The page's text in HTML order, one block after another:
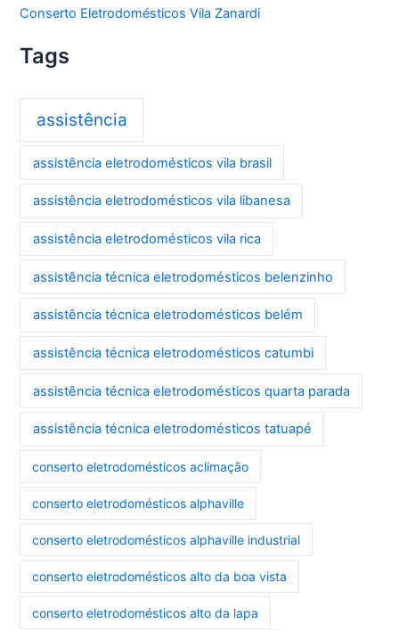
Conserto Eletrodomésticos Vila Zanardi
Tags
assistência
assistência eletrodomésticos vila brasil
assistência eletrodomésticos vila libanesa
assistência eletrodomésticos vila rica
assistência técnica eletrodomésticos belenzinho
assistência técnica eletrodomésticos belém
assistência técnica eletrodomésticos catumbi
assistência técnica eletrodomésticos quarta parada
assistência técnica eletrodomésticos tatuapé
conserto eletrodomésticos aclimação
conserto eletrodomésticos alphaville
conserto eletrodomésticos alphaville industrial
conserto eletrodomésticos alto da boa vista
conserto eletrodomésticos alto da lapa